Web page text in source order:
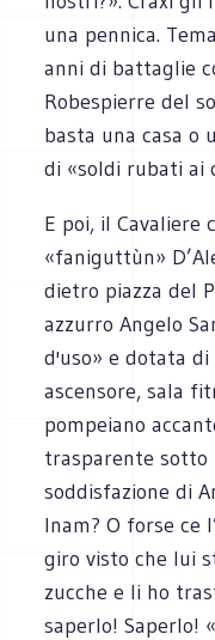
una pennica.
anni di battaglie
Robespierre del
basta una casa o
di «soldi rubati ai
E poi, il Cavaliere
«faniguttùn»
dietro piazza del
azzurro Angelo
d'uso» e dotata
ascensore, sala
pompeiano
trasparente sotto
soddisfazione di
Inam? O forse ce
giro visto che lui
zucche e li ho
saperlo! Saperlo!